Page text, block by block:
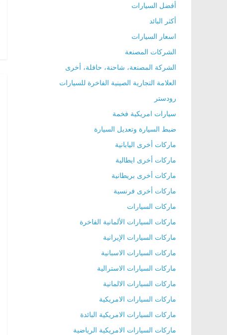
أفضل السيارات
أكثر البائد
اسعار السيارات
الشركات المصنعة
الشركة المصنعة، شاحنة، حافلة، أخرى
العلامة التجارية الصينية الفاخرة للسيارات
رودستر
سيارات امريكية فخمة
ضبط السيارة وتعديل السيارة
ماركات أخرى اليابانية
ماركات أخرى ايطالية
ماركات أخرى بريطانية
ماركات أخرى فرنسية
ماركات السيارات
ماركات السيارات الألمانية الفاخرة
ماركات السيارات الإيرانية
ماركات السيارات الاسبانية
ماركات السيارات الاسترالية
ماركات السيارات الالمانية
ماركات السيارات الامريكية
ماركات السيارات الامريكية البائدة
ماركات السيارات الامريكية الرياضية